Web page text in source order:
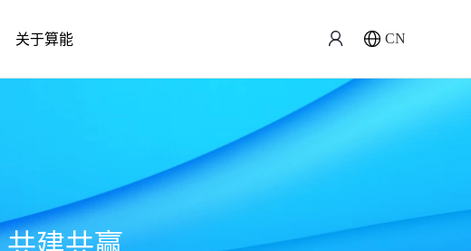
关于算能 CN
共建共赢